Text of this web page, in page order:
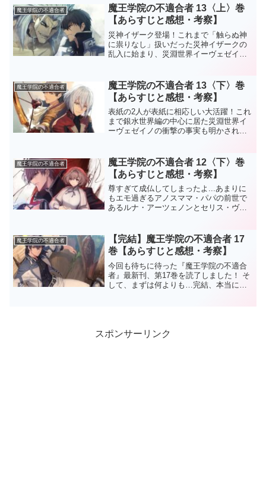
成功する。エレネシアは主神の神魔射手
オードゥスとの決闘を決...
魔王学院の不適合者
魔王学院の不適合者 13〈上〉巻
【あらすじと感想・考察】
災神イザーク登場！これまで「触らぬ神
に祟りなし」扱いだった災神イザークの
乱入に始まり、災淵世界イーヴェゼイノ
レ】全開です！！！魔王学院13上巻のス
トーリー《銀水序列戦》...
魔王学院の不適合者
魔王学院の不適合者 13〈下〉巻
【あらすじと感想・考察】
表紙の2人が表紙に相応しい大活躍！これ
まで銀水世界編の中心に居た災淵世界イ
ーヴェゼイノの衝撃の事実も明かされた
トーリー瀕死の聖剣世界ハイフォリア先
王・オルドフを発見した...
魔王学院の不適合者
魔王学院の不適合者 12〈下〉巻
【あらすじと感想・考察】
尊すぎて成仏してしまったよ...あまりに
もエモ過ぎるアノスママ・パパの前世で
あるルナ・アーツェノンとセリス・ヴォ
【ネタバレ】全開です！！！魔王学院12
下巻のストーリー前巻...
魔王学院の不適合者
【完結】魔王学院の不適合者 17
巻【あらすじと感想・考察】
今回も待ちに待った『魔王学院の不適合
者』最新刊、第17巻を読了しました！ そ
して、まずは何よりも…完結、本当にお
スポンサーリンク